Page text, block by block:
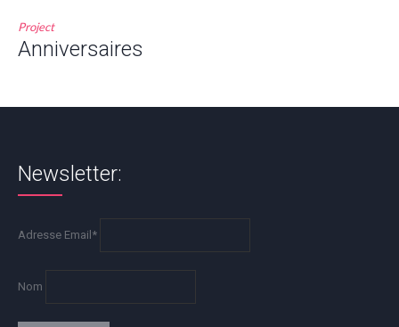
Project
Anniversaires
Newsletter:
Adresse Email*
Nom